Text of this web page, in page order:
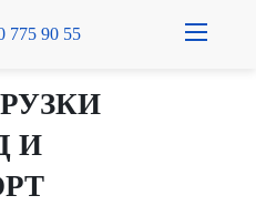
775 90 55
И